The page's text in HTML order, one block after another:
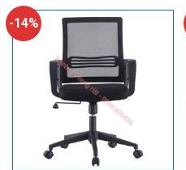
-14%